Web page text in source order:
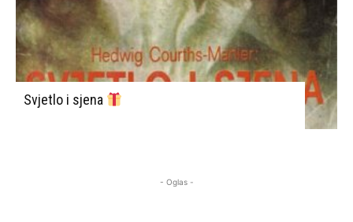
Svjetlo i sjena
- Oglas -